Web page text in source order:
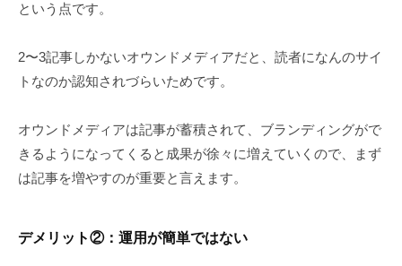
という点です。
2〜3記事しかないオウンドメディアだと、読者になんのサイ
トなのか認知されづらいためです。
オウンドメディアは記事が蓄積されて、ブランディングがで
きるようになってくると成果が徐々に増えていくので、まず
は記事を増やすのが重要と言えます。
デメリット②：運用が簡単ではない